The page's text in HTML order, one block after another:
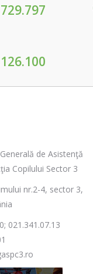
de Asistenţă
Copilului Sector 3
nr.2-4, sector 3,
021.341.07.13